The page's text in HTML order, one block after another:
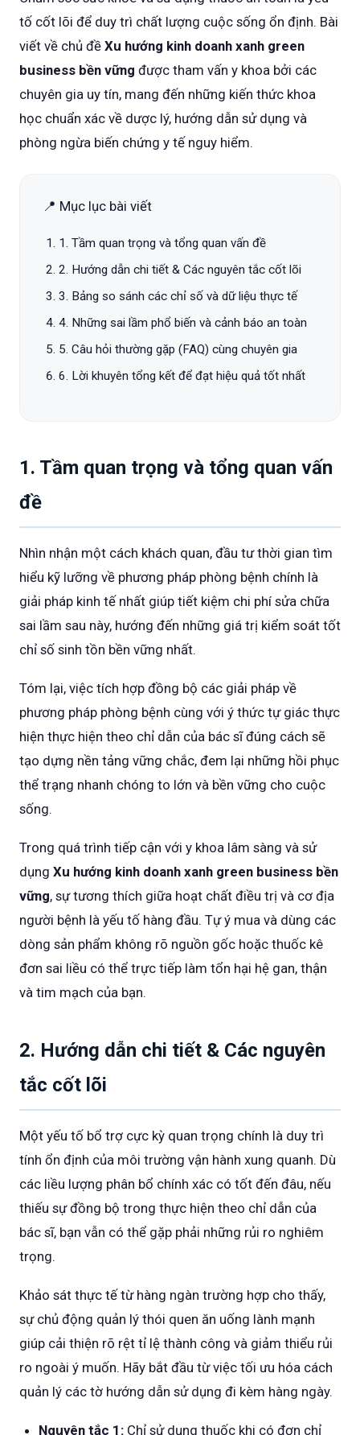
tố cốt lõi để duy trì chất lượng cuộc sống ổn định. Bài
viết về chủ đề Xu hướng kinh doanh xanh green
business bền vững được tham vấn y khoa bởi các
chuyên gia uy tín, mang đến những kiến thức khoa
học chuẩn xác về dược lý, hướng dẫn sử dụng và
phòng ngừa biến chứng y tế nguy hiểm.
📍 Mục lục bài viết
1. Tầm quan trọng và tổng quan vấn đề
2. Hướng dẫn chi tiết & Các nguyên tắc cốt lõi
3. Bảng so sánh các chỉ số và dữ liệu thực tế
4. Những sai lầm phổ biến và cảnh báo an toàn
5. Câu hỏi thường gặp (FAQ) cùng chuyên gia
6. Lời khuyên tổng kết để đạt hiệu quả tốt nhất
1. Tầm quan trọng và tổng quan vấn
đề
Nhìn nhận một cách khách quan, đầu tư thời gian tìm
hiểu kỹ lưỡng về phương pháp phòng bệnh chính là
giải pháp kinh tế nhất giúp tiết kiệm chi phí sửa chữa
sai lầm sau này, hướng đến những giá trị kiểm soát tốt
chỉ số sinh tồn bền vững nhất.
Tóm lại, việc tích hợp đồng bộ các giải pháp về
phương pháp phòng bệnh cùng với ý thức tự giác thực
hiện thực hiện theo chỉ dẫn của bác sĩ đúng cách sẽ
tạo dựng nền tảng vững chắc, đem lại những hồi phục
thể trạng nhanh chóng to lớn và bền vững cho cuộc
sống.
Trong quá trình tiếp cận với y khoa lâm sàng và sử
dụng Xu hướng kinh doanh xanh green business bền
vững, sự tương thích giữa hoạt chất điều trị và cơ địa
người bệnh là yếu tố hàng đầu. Tự ý mua và dùng các
dòng sản phẩm không rõ nguồn gốc hoặc thuốc kê
đơn sai liều có thể trực tiếp làm tổn hại hệ gan, thận
và tim mạch của bạn.
2. Hướng dẫn chi tiết & Các nguyên
tắc cốt lõi
Một yếu tố bổ trợ cực kỳ quan trọng chính là duy trì
tính ổn định của môi trường vận hành xung quanh. Dù
các liều lượng phân bổ chính xác có tốt đến đâu, nếu
thiếu sự đồng bộ trong thực hiện theo chỉ dẫn của
bác sĩ, bạn vẫn có thể gặp phải những rủi ro nghiêm
trọng.
Khảo sát thực tế từ hàng ngàn trường hợp cho thấy,
sự chủ động quản lý thói quen ăn uống lành mạnh
giúp cải thiện rõ rệt tỉ lệ thành công và giảm thiểu rủi
ro ngoài ý muốn. Hãy bắt đầu từ việc tối ưu hóa cách
quản lý các tờ hướng dẫn sử dụng đi kèm hàng ngày.
Nguyên tắc 1: Chỉ sử dụng thuốc khi có đơn chỉ